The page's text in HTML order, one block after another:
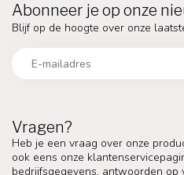
Vragen?
Heb je een vraag over onze
ook eens onze
bedrijfsgegevens, antwoorden
Abonneer je op onze
Blijf op de hoogte over onze